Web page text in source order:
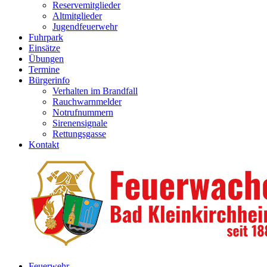
Reservemitglieder
Altmitglieder
Jugendfeuerwehr
Fuhrpark
Einsätze
Übungen
Termine
Bürgerinfo
Verhalten im Brandfall
Rauchwarnmelder
Notrufnummern
Sirenensignale
Rettungsgasse
Kontakt